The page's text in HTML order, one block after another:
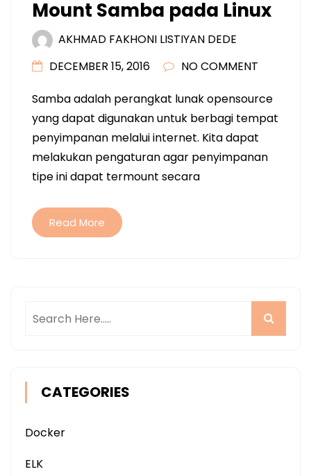
Mount Samba pada Linux
AKHMAD FAKHONI LISTIYAN DEDE
DECEMBER 15, 2016
NO COMMENT
Samba adalah perangkat lunak opensource
yang dapat digunakan untuk berbagi tempat
penyimpanan melalui internet. Kita dapat
melakukan pengaturan agar penyimpanan
tipe ini dapat termount secara
Read More
CATEGORIES
Docker
ELK